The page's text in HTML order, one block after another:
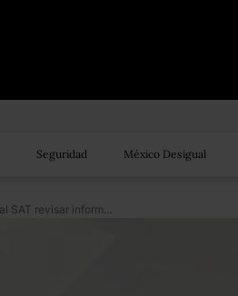
Seguridad México Desigual
Ciudadanos piden al SAT revisar información patrimonial de Angélica Rivera; “no nos compete”, responde